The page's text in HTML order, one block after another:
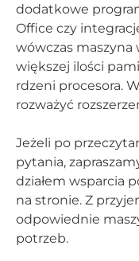
dodatkowe
Office czy
wówczas
większej ilości
rdzeni procesora.
rozważyć
Jeżeli po
pytania,
działem wsparcia
na stronie. Z
odpowiednie
potrzeb.